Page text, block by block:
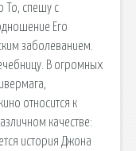
То, спешу с
Его
заболеванием.
В огромных
относится к
качестве:
история Джона